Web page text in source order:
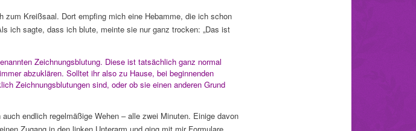
Kreißsaal. Dort empfing mich eine Hebamme, die ich schon
ich sagte, dass ich blute, meinte sie nur ganz trocken: „Das ist
Zeichnungsblutung. Diese ist tatsächlich ganz normal
abzuklären. Solltet ihr also zu Hause, bei beginnenden
Zeichnungsblutungen sind, oder ob sie einen anderen Grund
endlich regelmäßige Wehen – alle zwei Minuten. Einige davon